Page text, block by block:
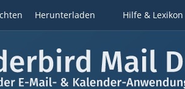
Herunterladen Hilfe & Lexikon